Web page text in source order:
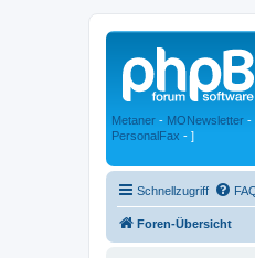
Metaner - MONewsletter -
PersonalFax - ]
Schnellzugriff
Foren-Übersicht